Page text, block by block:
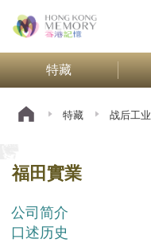
特藏
特藏 战后工业
福田實業
公司简介
口述历史